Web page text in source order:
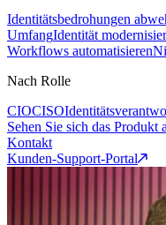
Identitätsbedrohungen
UmfangIdentität
Workflows automatisieren
Nach Rolle
CIOCISO
Sehen Sie sich das Produkt
Kontakt
Kunden-Support-Portal